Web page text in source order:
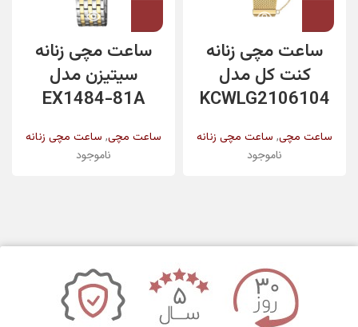
ساعت مچی زنانه
کنت کل مدل
KCWLG2106104
ساعت مچی, ساعت مچی زنانه
ناموجود
ساعت مچی زنانه
سیتیزن مدل
EX1484-81A
ساعت مچی, ساعت مچی زنانه
ناموجود